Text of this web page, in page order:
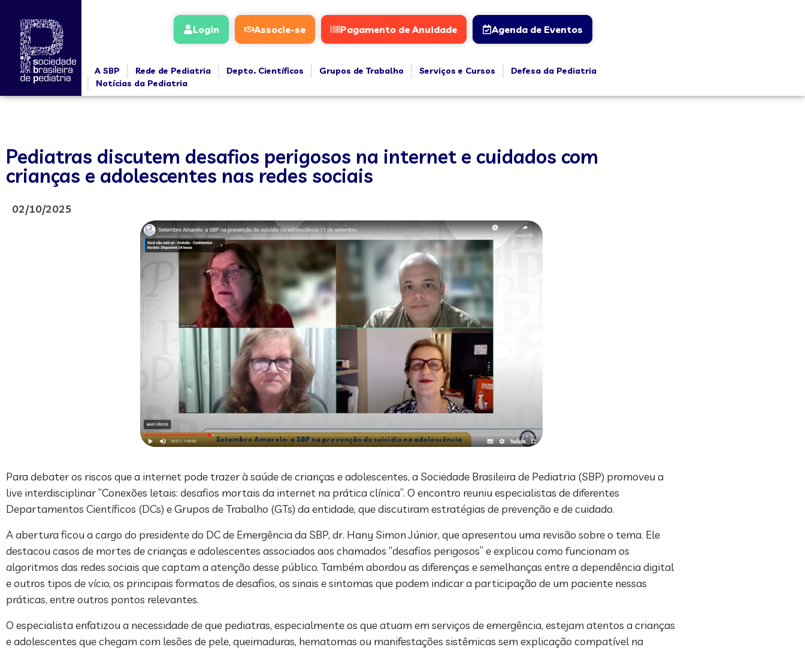
Login Associe-se Pagamento de Anuidade Agenda de Eventos
A SBP Rede de Pediatria Depto. Científicos Grupos de Trabalho Serviços e Cursos
Defesa da Pediatria
Notícias da Pediatria
Pediatras discutem desafios perigosos na internet e cuidados com
crianças e adolescentes nas redes sociais
02/10/2025
Para debater os riscos que a internet pode trazer à saúde de crianças e adolescentes, a Sociedade Brasileira de Pediatria (SBP) promoveu a
live interdisciplinar “Conexões letais: desafios mortais da internet na prática clínica”. O encontro reuniu especialistas de diferentes
Departamentos Científicos (DCs) e Grupos de Trabalho (GTs) da entidade, que discutiram estratégias de prevenção e de cuidado.
A abertura ficou a cargo do presidente do DC de Emergência da SBP, dr. Hany Simon Júnior, que apresentou uma revisão sobre o tema. Ele
destacou casos de mortes de crianças e adolescentes associados aos chamados “desafios perigosos” e explicou como funcionam os
algoritmos das redes sociais que captam a atenção desse público. Também abordou as diferenças e semelhanças entre a dependência digital
e outros tipos de vício, os principais formatos de desafios, os sinais e sintomas que podem indicar a participação de um paciente nessas
práticas, entre outros pontos relevantes.
O especialista enfatizou a necessidade de que pediatras, especialmente os que atuam em serviços de emergência, estejam atentos a crianças
e adolescentes que chegam com lesões de pele, queimaduras, hematomas ou manifestações sistêmicas sem explicação compatível na